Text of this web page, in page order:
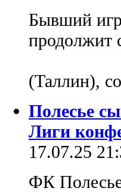
Бывший
продолжит
(Таллин),
Полесье
Лиги
17.07.25
ФК